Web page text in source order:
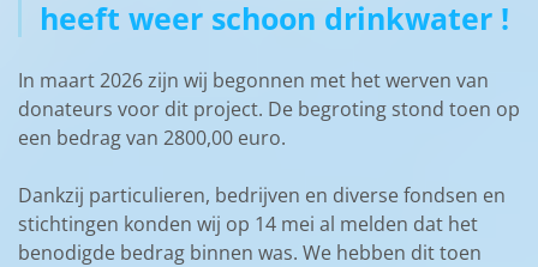
heeft weer schoon drinkwater !
In maart 2026 zijn wij begonnen met het werven van
donateurs voor dit project. De begroting stond toen op
een bedrag van 2800,00 euro.
Dankzij particulieren, bedrijven en diverse fondsen en
stichtingen konden wij op 14 mei al melden dat het
benodigde bedrag binnen was. We hebben dit toen